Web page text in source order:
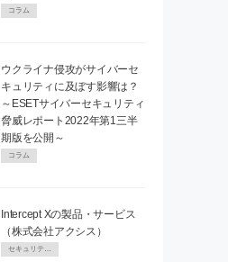
コラム
ウクライナ侵攻がサイバーセ
キュリティに及ぼす影響は？
～ESETサイバーセキュリティ
脅威レポート2022年第1三半
期版を公開～
コラム
Intercept Xの製品・サービス
（株式会社アクシス）
セキュリティPR